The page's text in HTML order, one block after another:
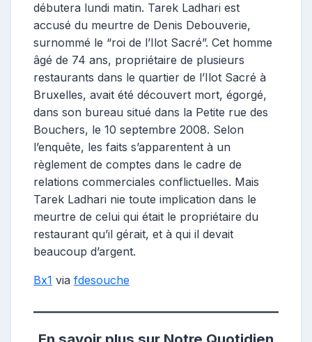
débutera lundi matin. Tarek Ladhari est
accusé du meurtre de Denis Debouverie,
surnommé le “roi de l’Ilot Sacré”. Cet homme
âgé de 74 ans, propriétaire de plusieurs
restaurants dans le quartier de l’Ilot Sacré à
Bruxelles, avait été découvert mort, égorgé,
dans son bureau situé dans la Petite rue des
Bouchers, le 10 septembre 2008. Selon
l’enquête, les faits s’apparentent à un
règlement de comptes dans le cadre de
relations commerciales conflictuelles. Mais
Tarek Ladhari nie toute implication dans le
meurtre de celui qui était le propriétaire du
restaurant qu’il gérait, et à qui il devait
beaucoup d’argent.
Bx1 via fdesouche